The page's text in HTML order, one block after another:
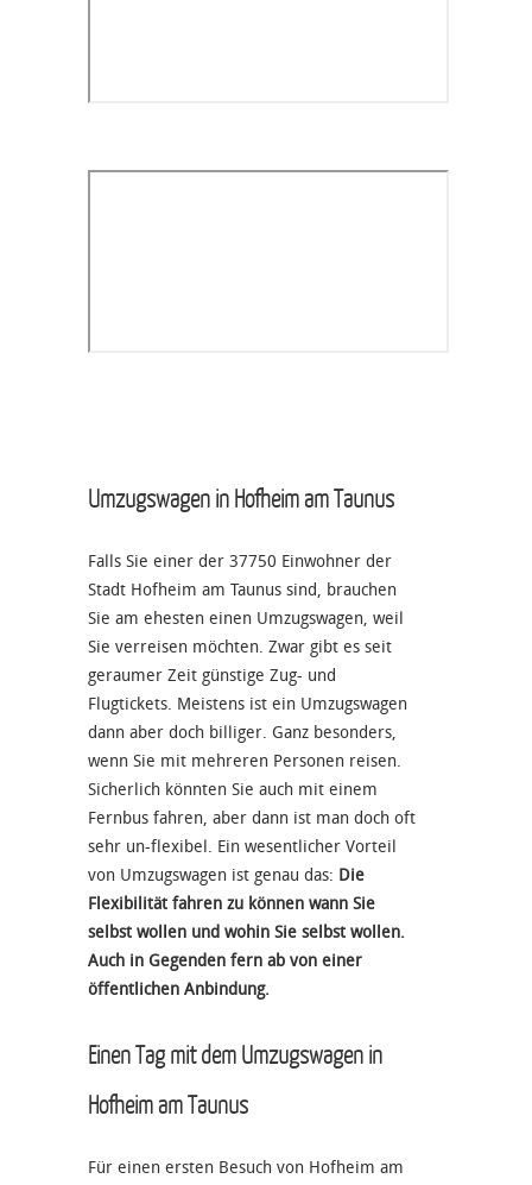
Umzugswagen in Hofheim am Taunus
Falls Sie einer der 37750 Einwohner der
Stadt Hofheim am Taunus sind, brauchen
Sie am ehesten einen Umzugswagen, weil
Sie verreisen möchten. Zwar gibt es seit
geraumer Zeit günstige Zug- und
Flugtickets. Meistens ist ein Umzugswagen
dann aber doch billiger. Ganz besonders,
wenn Sie mit mehreren Personen reisen.
Sicherlich könnten Sie auch mit einem
Fernbus fahren, aber dann ist man doch oft
sehr un-flexibel. Ein wesentlicher Vorteil
von Umzugswagen ist genau das: Die
Flexibilität fahren zu können wann Sie
selbst wollen und wohin Sie selbst wollen.
Auch in Gegenden fern ab von einer
öffentlichen Anbindung.
Einen Tag mit dem Umzugswagen in
Hofheim am Taunus
Für einen ersten Besuch von Hofheim am